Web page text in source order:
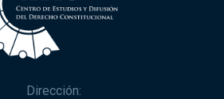
Dirección: